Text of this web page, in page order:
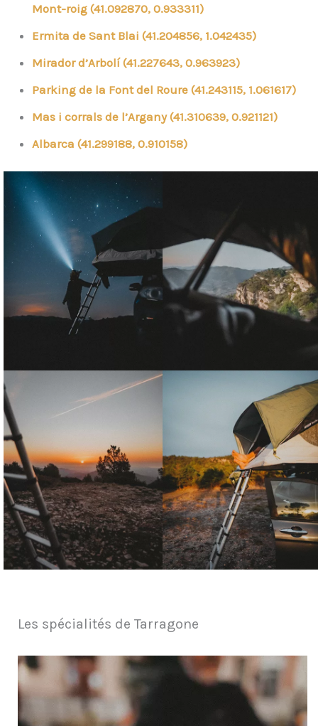
Mont-roig (41.092870, 0.933311)
Ermita de Sant Blai (41.204856, 1.042435)
Mirador d’Arbolí (41.227643, 0.963923)
Parking de la Font del Roure (41.243115, 1.061617)
Mas i corrals de l’Argany (41.310639, 0.921121)
Albarca (41.299188, 0.910158)
Les spécialités de Tarragone